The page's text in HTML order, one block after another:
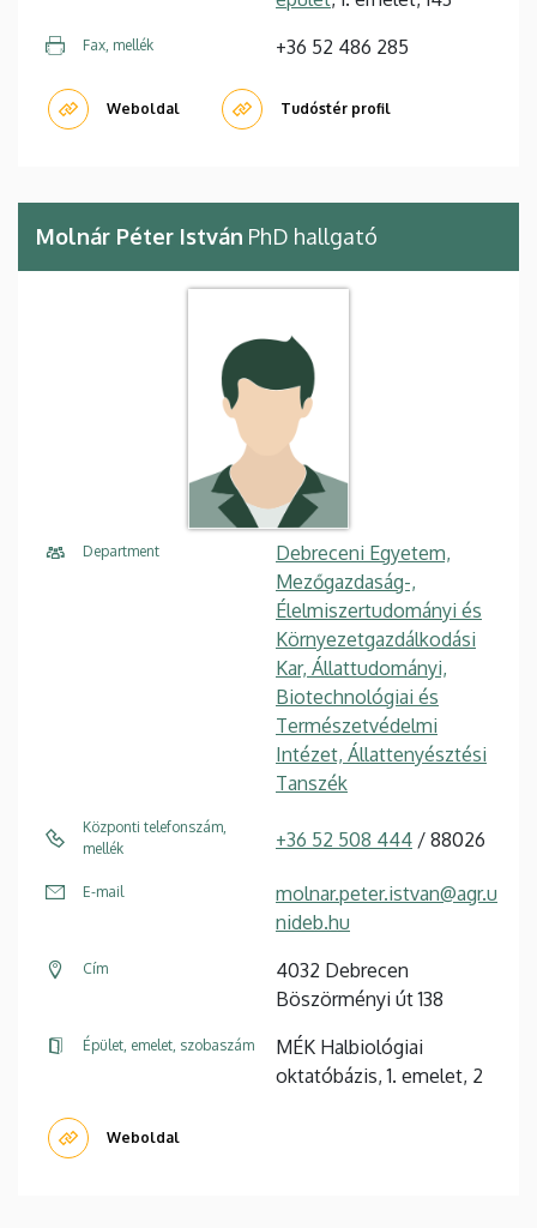
Fax, mellék +36 52 486 285
Weboldal Tudóstér profil
Molnár Péter István PhD hallgató
Department
Debreceni Egyetem,
Mezőgazdaság-,
Élelmiszertudományi és
Környezetgazdálkodási
Kar, Állattudományi,
Biotechnológiai és
Természetvédelmi
Intézet, Állattenyésztési
Tanszék
Központi telefonszám,
mellék
+36 52 508 444 / 88026
E-mail
molnar.peter.istvan@agr.u
nideb.hu
Cím
4032 Debrecen
Böszörményi út 138
Épület, emelet, szobaszám
MÉK Halbiológiai
oktatóbázis, 1. emelet, 2
Weboldal